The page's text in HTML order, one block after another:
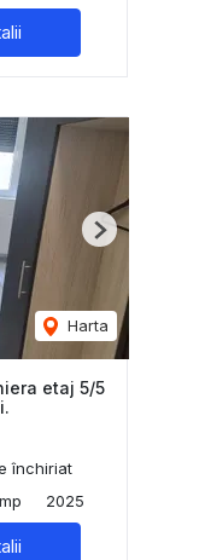
Harta
Next
etaj 5/5
închiriat
2025